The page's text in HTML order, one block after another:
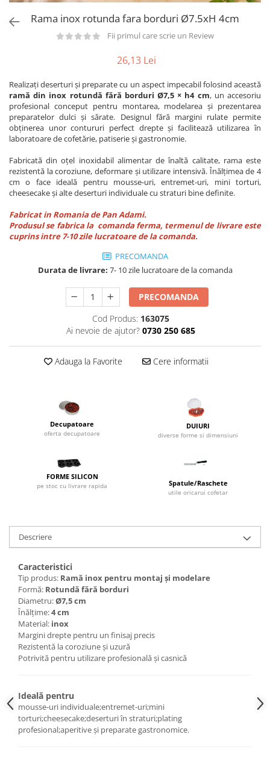
Alte accesorii pizza
Tavi,Retine Pizza
Storcatoare/ Dozatoare suc Fructe
Sifon Frisca
Blender
Mese Inox Cafea
Aparatura Cafea
Aparatura Inghetata
Decupatoare
Evenimente
Figurine
Geometrice
Dispozitive Cofetarie,
Patiserie,Pizza
Mixere planetare
Aparate si Matrite/Chitare
Masina de Injectat Crema
Pulverizatoare
Utilaje pentru Intins Aluat/fondant
Matrice Patiserie
Forme Metal
Forme Silicon
Duiuri, Sprituri Decorare
Posuri Decorare
Seturi Decorare
Ustensile, Accesorii Cofetarie,
Patiserie
Site, Gratare,Blaturi taiere
Termometru
Cani, Flacoane, Boluri, Vase
Cutite, Raschete
Spatule, Teluri, Pensule
Manusi
Stante, Cutere
Cutter/razatoare mozarella
Blender termic/Toaster
Formator hamburger
Aparate de
vidat/Ambalaje/Role/Pungi
Bain marie, Incalzitoare diverse
Rama inox rotunda fara borduri Ø7.5xH 4cm
Fii primul care scrie un Review
26,13 Lei
Realizați deserturi și preparate cu un aspect impecabil folosind această
ramă din inox rotundă fără borduri Ø7,5 × h4 cm, un accesoriu
profesional conceput pentru montarea, modelarea și prezentarea
preparatelor dulci și sărate. Designul fără margini rulate permite
obținerea unor contururi perfect drepte și facilitează utilizarea în
laboratoare de cofetărie, patiserie și gastronomie.
Fabricată din oțel inoxidabil alimentar de înaltă calitate, rama este
rezistentă la coroziune, deformare și utilizare intensivă. Înălțimea de 4
cm o face ideală pentru mousse-uri, entremet-uri, mini torturi,
cheesecake și alte deserturi individuale cu straturi bine definite.
Fabricat in Romania de Pan Adami.
Produsul se fabrica la comanda ferma, termenul de livrare este
cuprins intre 7-10 zile lucratoare de la comanda.
PRECOMANDA
Durata de livrare: 7- 10 zile lucratoare de la comanda
PRECOMANDA
Cod Produs: 163075
Ai nevoie de ajutor? 0730 250 685
Adauga la Favorite Cere informatii
Decupatoare
oferta decupatoare
DUIURI
diverse forme si dimensiuni
FORME SILICON
pe stoc cu livrare rapida Spatule/Raschete
utile oricarui cofetar
Descriere
Caracteristici
Tip produs: Ramă inox pentru montaj și modelare
Formă: Rotundă fără borduri
Diametru:Ø7,5 cm
Înălțime:4 cm
Material: inox
Margini drepte pentru un finisaj precis
Rezistentă la coroziune și uzură
Potrivită pentru utilizare profesională și casnică
Ideală pentru
mousse-uri individuale;entremet-uri;mini
torturi;cheesecake;deserturi în straturi;plating
profesional;aperitive și preparate gastronomice.